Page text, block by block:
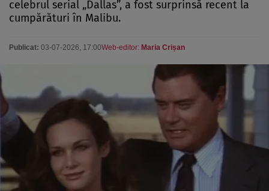
celebrul serial „Dallas”, a fost surprinsă recent la
cumpărături în Malibu.
Publicat: 03-07-2026, 17:00Web-editor: Maria Crișan